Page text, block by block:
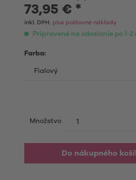
73,95 € *
inkl. DPH. plus poštovné náklady
Pripravené na odoslanie po 1-2
Farba:
Množstvo
Do nákupného